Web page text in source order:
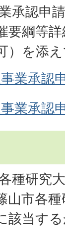
承認申
要綱等
）を添
業承認
業承認
種研究
山市各
該当す